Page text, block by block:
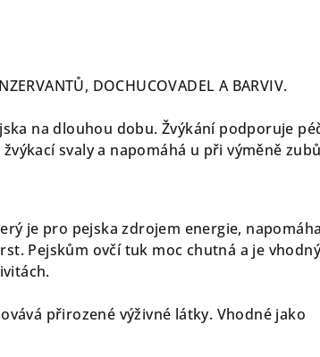
DOCHUCOVADEL A BARVIV.
na dlouhou dobu. Žvýkání podporuje
svaly a napomáhá u při výměně
je pro pejska zdrojem energie,
Pejskům ovčí tuk moc chutná a je
přirozené výživné látky. Vhodné jako